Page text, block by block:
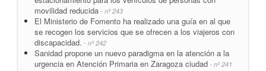
movilidad reducida - nº 243
El Ministerio de Fomento ha realizado una guía en al que
se recogen los servicios que se ofrecen a los viajeros con
discapacidad. - nº 242
Sanidad propone un nuevo paradigma en la atención a la
urgencia en Atención Primaria en Zaragoza ciudad - nº 241